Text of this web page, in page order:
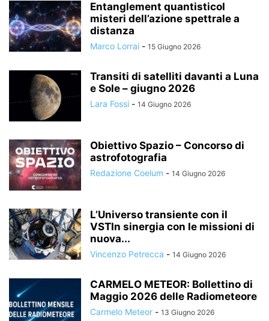
Entanglement quantisticoI
misteri dell’azione spettrale a
distanza
Marco Lorrai - 15 Giugno 2026
Transiti di satelliti davanti a Luna
e Sole – giugno 2026
Lara Fossi - 14 Giugno 2026
Obiettivo Spazio – Concorso di
astrofotografia
Redazione Coelum - 14 Giugno 2026
L’Universo transiente con il
VSTIn sinergia con le missioni di
nuova...
Vincenzo Petrecca - 14 Giugno 2026
CARMELO METEOR: Bollettino di
Maggio 2026 delle Radiometeore
Carmelo Meteor - 13 Giugno 2026